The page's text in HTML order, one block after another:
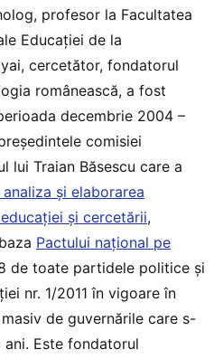
profesor la Facultatea
Educației de la
cercetător, fondatorul
românească, a fost
decembrie 2004 –
comisiei
lui Traian Băsescu care a
şi elaborarea
şi cercetării,
Pactului național pe
de toate partidele politice și
nr. 1/2011 în vigoare în
de guvernările care s-
Este fondatorul